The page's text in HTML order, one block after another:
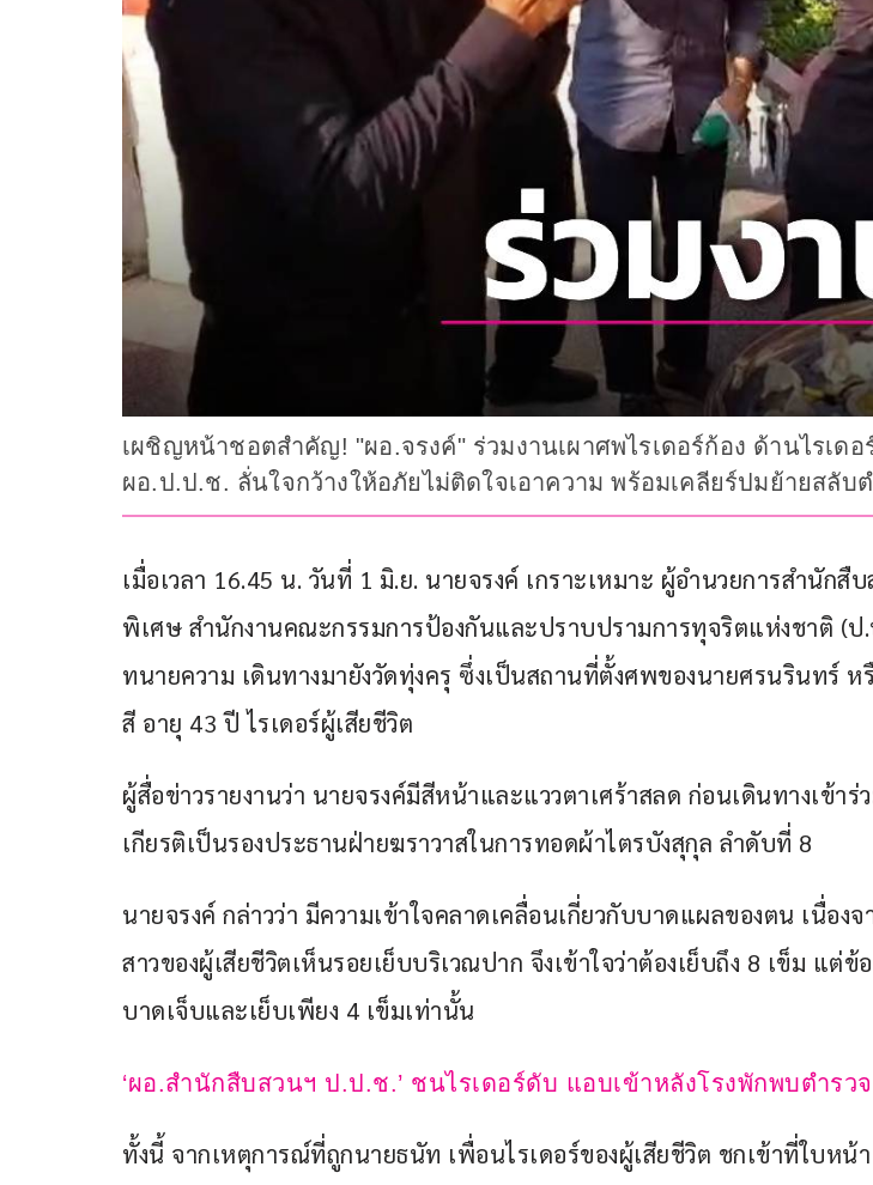
เผชิญหน้าชอตสำคัญ! "ผอ.จรงค์" ร่วมงานเผาศพไรเดอร์ก้อง ด้านไรเ
ผอ.ป.ป.ช. ลั่นใจกว้างให้อภัยไม่ติดใจเอาความ พร้อมเคลียร์ปมย้ายสลับ
เมื่อเวลา 16.45 น. วันที่ 1 มิ.ย. นายจรงค์ เกราะเหมาะ ผู้อำนวยการสำนักสื
พิเศษ สำนักงานคณะกรรมการป้องกันและปราบปรามการทุจริตแห่งชาติ (ป
ทนายความ เดินทางมายังวัดทุ่งครุ ซึ่งเป็นสถานที่ตั้งศพของนายศรนรินทร์ ห
สี อายุ 43 ปี ไรเดอร์ผู้เสียชีวิต
ผู้สื่อข่าวรายงานว่า นายจรงค์มีสีหน้าและแววตาเศร้าสลด ก่อนเดินทางเข้าร่
เกียรติเป็นรองประธานฝ่ายฆราวาสในการทอดผ้าไตรบังสุกุล ลำดับที่ 8
นายจรงค์ กล่าวว่า มีความเข้าใจคลาดเคลื่อนเกี่ยวกับบาดแผลของตน เนื่อง
สาวของผู้เสียชีวิตเห็นรอยเย็บบริเวณปาก จึงเข้าใจว่าต้องเย็บถึง 8 เข็ม แต่ข้
บาดเจ็บและเย็บเพียง 4 เข็มเท่านั้น
‘ผอ.สำนักสืบสวนฯ ป.ป.ช.’ ชนไรเดอร์ดับ แอบเข้าหลังโรงพักพบตำรว
ทั้งนี้ จากเหตุการณ์ที่ถูกนายธนัท เพื่อนไรเดอร์ของผู้เสียชีวิต ชกเข้าที่ใบหน้